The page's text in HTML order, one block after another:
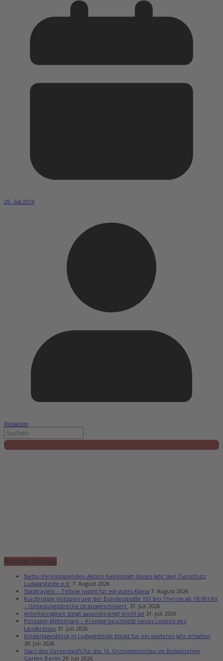
25. Juli 2019
Redaktion
Neueste Beiträge
Netto-Vereinsspenden-Aktion begünstigt dieses Jahr den Tierschutz
Ludwigsfelde e.V. 7. August 2026
Stadtradeln – Teltow radelt für ein gutes Klima 7. August 2026
Kurzfristige Vollsperrung der Bundesstraße 101 bei Thyrow ab 18:00 Uhr
– Umleitungsstrecke ist ausgeschildert 31. Juli 2026
Arbeitslosigkeit steigt saisonbedingt leicht an 31. Juli 2026
Potsdam-Mittelmark – Kreistag beschließt neues Leitbild des
Landkreises 31. Juli 2026
Kindertagesklinik in Ludwigsfelde bleibt für ein weiteres Jahr erhalten
30. Juli 2026
Start des Vorverkaufs für die 16. Orchideenschau im Botanischen
Garten Berlin 29. Juli 2026